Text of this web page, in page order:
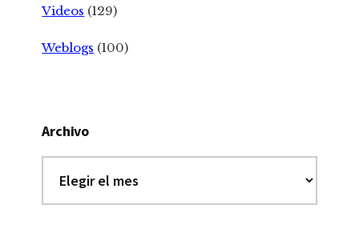
Videos (129)
Weblogs (100)
Archivo